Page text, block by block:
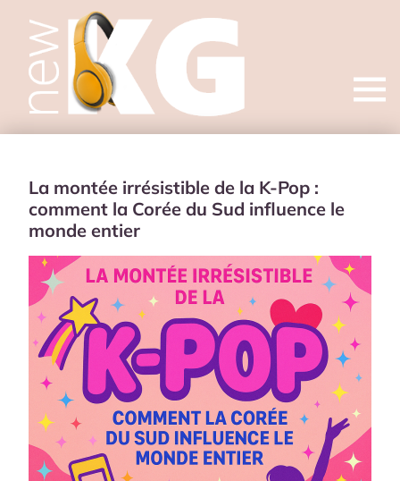
Open
La montée irrésistible de la K-Pop :
comment la Corée du Sud influence le
monde entier